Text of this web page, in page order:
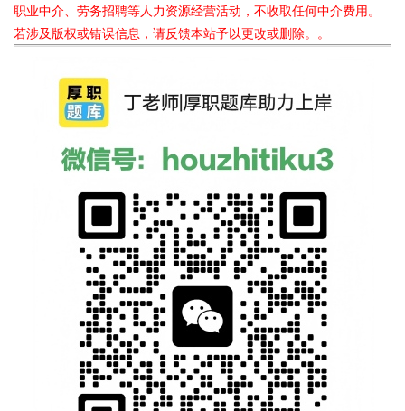
职业中介、劳务招聘等人力资源经营活动，不收取任何中介费用。
若涉及版权或错误信息，请反馈本站予以更改或删除。。